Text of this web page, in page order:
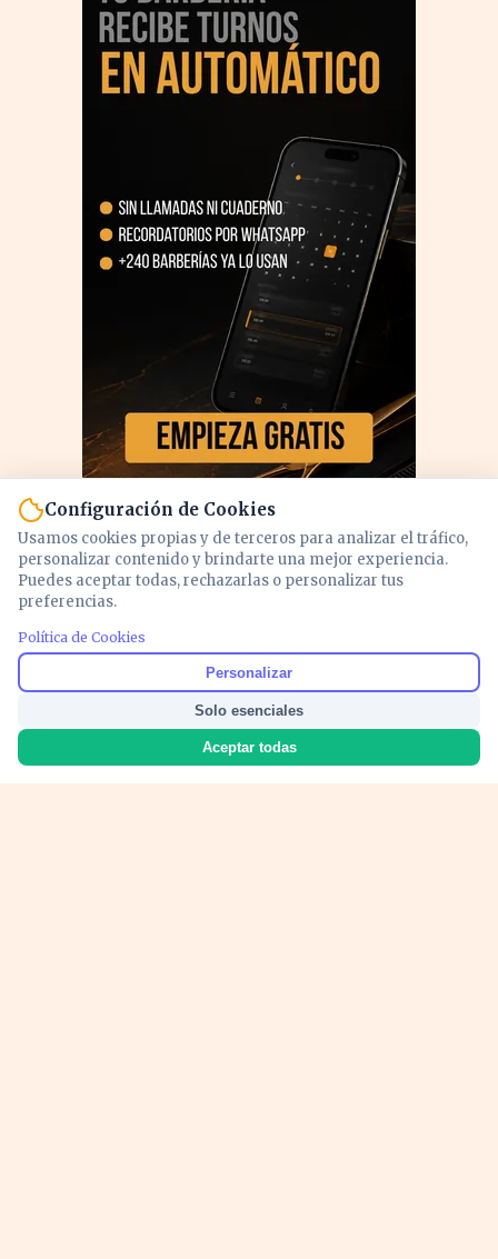
Configuración de Cookies
Usamos cookies propias y de terceros para analizar el tráfico,
personalizar contenido y brindarte una mejor experiencia.
Puedes aceptar todas, rechazarlas o personalizar tus
preferencias.
Política de Cookies
Personalizar
Solo esenciales
Aceptar todas